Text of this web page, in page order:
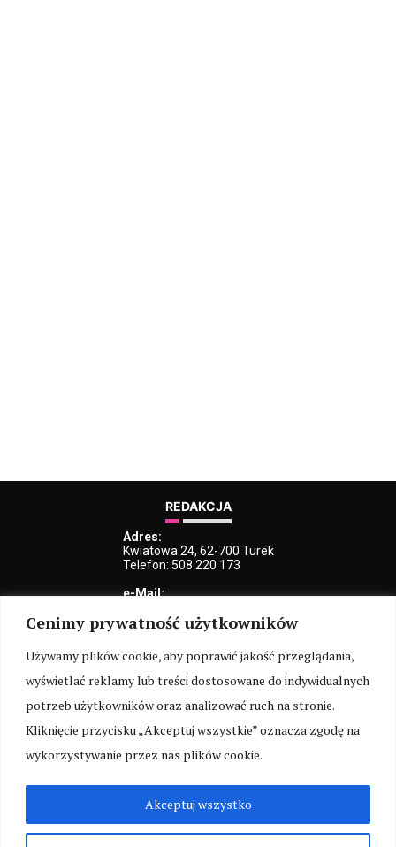
Cenimy prywatność użytkowników
Używamy plików cookie, aby poprawić jakość przeglądania,
wyświetlać reklamy lub treści dostosowane do indywidualnych
potrzeb użytkowników oraz analizować ruch na stronie.
Kliknięcie przycisku „Akceptuj wszystkie” oznacza zgodę na
wykorzystywanie przez nas plików cookie.
Akceptuj wszystko
REDAKCJA
Adres:
Kwiatowa 24, 62-700 Turek
Telefon: 508 220 173
e-Mail:
redakcja@iturek.net
reklama@iturek.net
MENU
Redakcja Polityka prywatności O nas Kontakt
SOCIAL MEDIA
ARCHIWUM